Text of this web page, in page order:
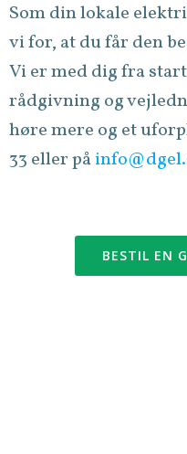
Som din lokale
vi for, at du får den
Vi er med dig fra
rådgivning og
høre mere og et
33 eller på
BESTIL EN